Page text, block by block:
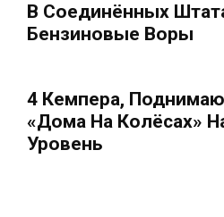
В Соединённых
Бензиновые Воры
4 Кемпера,
«дома На Колёсах»
Уровень